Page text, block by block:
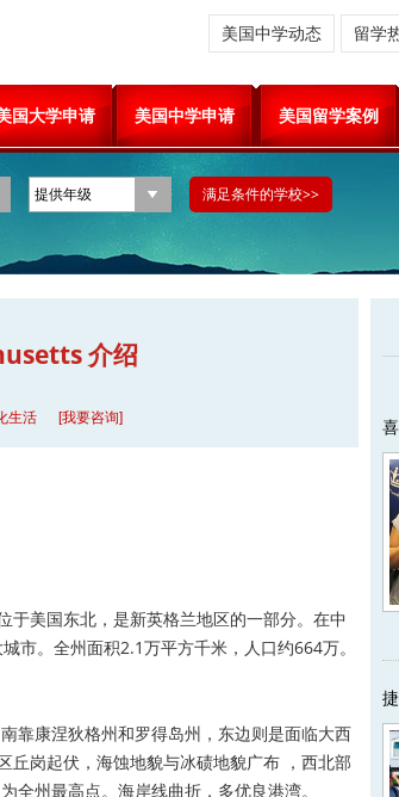
国大学申请 美国中学申请 美国留学案例
美国中学动态 留学
介绍
生活 [我要咨询]
美国东北，是新英格兰地区的一部分。在中
市。全州面积2.1万平方千米，人口约664万。
康涅狄格州和罗得岛州，东边则是面临大西
丘岗起伏，海蚀地貌与冰碛地貌广布 ，西北部
全州最高点。海岸线曲折，多优良港湾。